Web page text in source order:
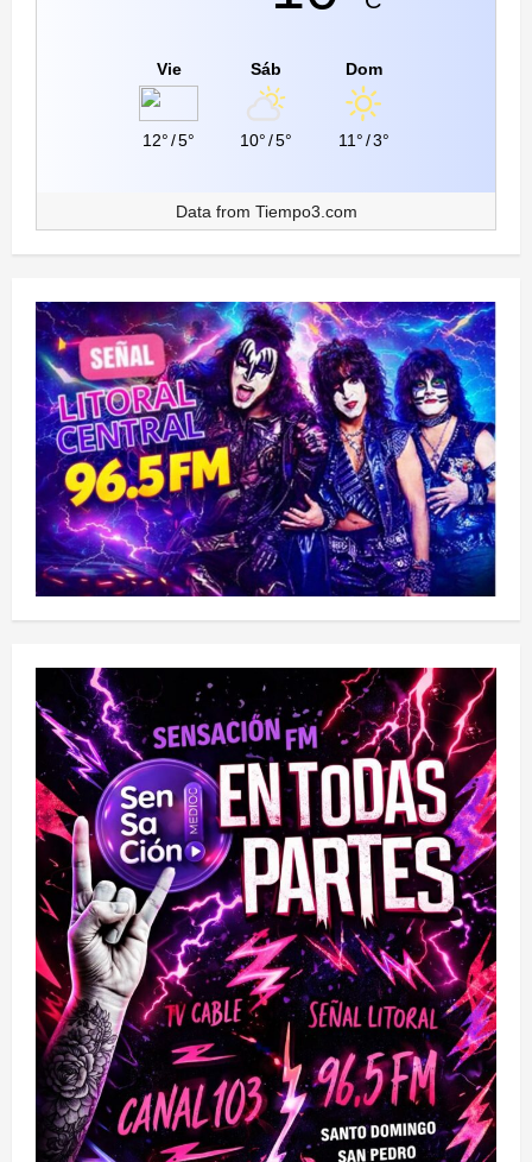
Vie
12°/5°
Sáb
10°/5°
Dom
11°/3°
Data from Tiempo3.com